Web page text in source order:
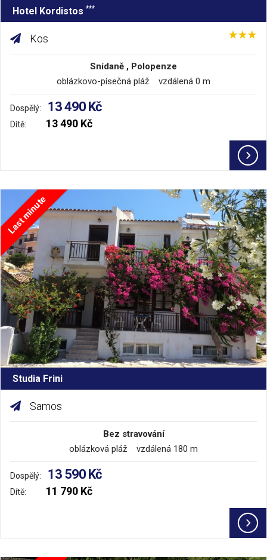
Hotel Kordistos ***
Kos
Snídaně , Polopenze
oblázkovo-písečná pláž vzdálená 0 m
Dospělý: 13 490 Kč
Dítě: 13 490 Kč
Last minute
Studia Frini
Samos
Bez stravování
oblázková pláž vzdálená 180 m
Dospělý: 13 590 Kč
Dítě: 11 790 Kč